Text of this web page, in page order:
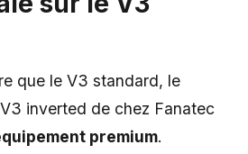
que le V3 standard, le
inverted de chez Fanatec
premium.